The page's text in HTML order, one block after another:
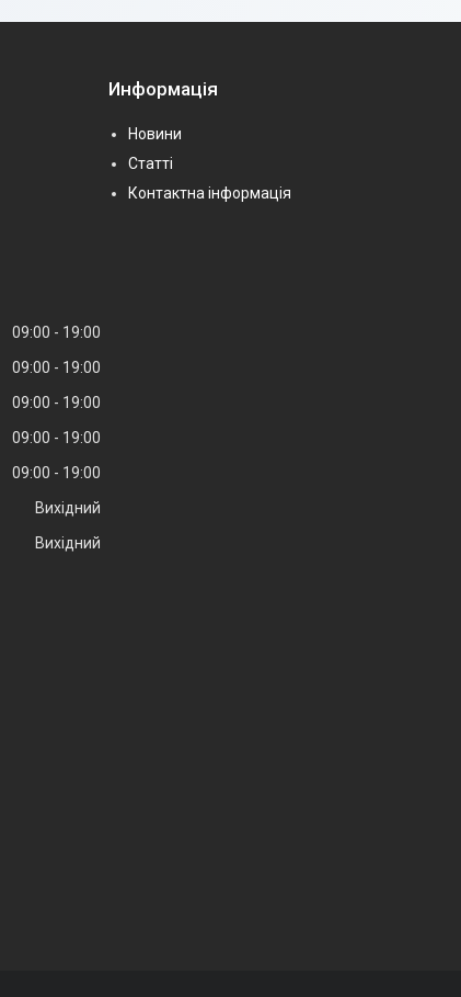
Информація
Новини
Статті
Контактна інформація
09:00
19:00
09:00
19:00
09:00
19:00
09:00
19:00
09:00
19:00
Вихідний
Вихідний